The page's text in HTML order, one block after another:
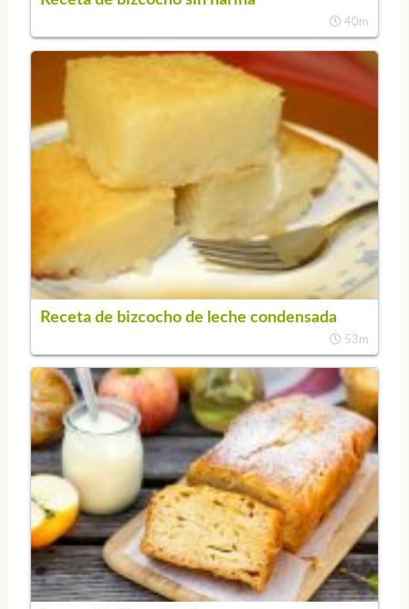
40m
Receta de bizcocho de leche condensada
53m